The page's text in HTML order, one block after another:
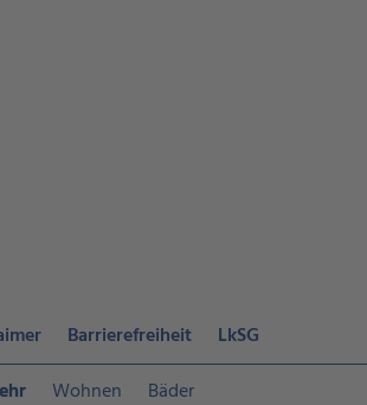
Barrierefreiheit
LkSG
Wohnen Bäder